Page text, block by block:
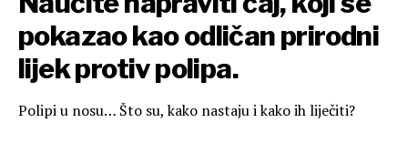
pokazao kao odličan prirodni
lijek protiv polipa.
Polipi u nosu… Što su, kako nastaju i kako ih liječiti?